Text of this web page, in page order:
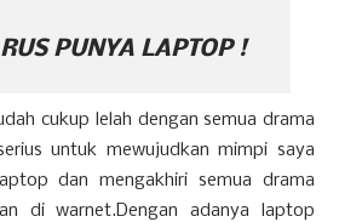
PUNYA LAPTOP !
cukup lelah dengan semua drama
untuk mewujudkan mimpi saya
dan mengakhiri semua drama
di warnet.Dengan adanya laptop